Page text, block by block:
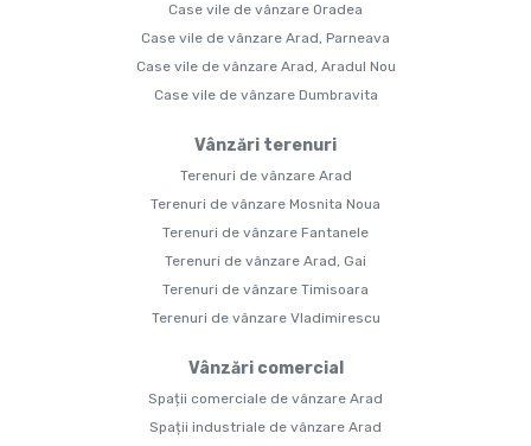
Case vile de vânzare Oradea
Case vile de vânzare Arad, Parneava
Case vile de vânzare Arad, Aradul Nou
Case vile de vânzare Dumbravita
Vânzări terenuri
Terenuri de vânzare Arad
Terenuri de vânzare Mosnita Noua
Terenuri de vânzare Fantanele
Terenuri de vânzare Arad, Gai
Terenuri de vânzare Timisoara
Terenuri de vânzare Vladimirescu
Vânzări comercial
Spații comerciale de vânzare Arad
Spații industriale de vânzare Arad